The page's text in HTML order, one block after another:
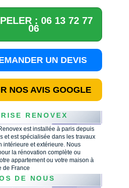
: 06 13 72 77
06
UN DEVIS
NOS AVIS GOOGLE
RENOVEX
est installée à paris depuis
et est spécialisée dans les travaux
intérieure et extérieure. Nous
la rénovation complète ou
appartement ou votre maison à
de France
DE NOUS